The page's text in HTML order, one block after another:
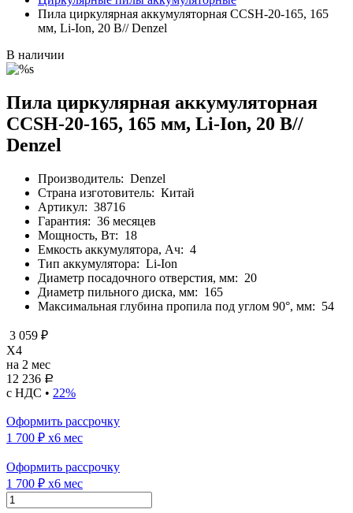
Пила циркулярная аккумуляторная CCSH-20-165, 165
мм, Li-Ion, 20 В// Denzel
В наличии
Пила циркулярная аккумуляторная
CCSH-20-165, 165 мм, Li-Ion, 20 В//
Denzel
Производитель: Denzel
Страна изготовитель: Китай
Артикул: 38716
Гарантия: 36 месяцев
Мощность, Вт: 18
Емкость аккумулятора, Ач: 4
Тип аккумулятора: Li-Ion
Диаметр посадочного отверстия, мм: 20
Диаметр пильного диска, мм: 165
Максимальная глубина пропила под углом 90°, мм: 54
3 059 ₽
X4
на 2 мес
12 236 Р
с НДС • 22%
Оформить рассрочку
1 700 ₽ x6 мес
Оформить рассрочку
1 700 ₽ x6 мес